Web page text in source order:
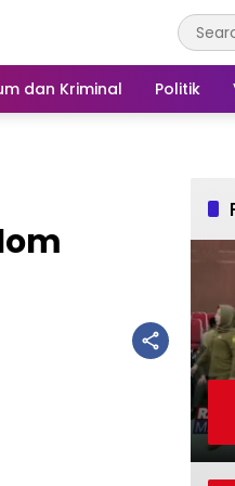
dan Kriminal Politik